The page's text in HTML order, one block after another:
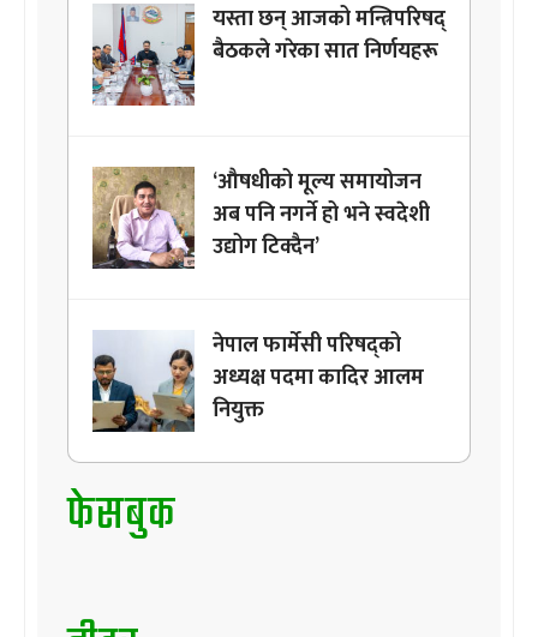
यस्ता छन् आजको मन्त्रिपरिषद्
बैठकले गरेका सात निर्णयहरू
‘औषधीको मूल्य समायोजन
अब पनि नगर्ने हो भने स्वदेशी
उद्योग टिक्दैन’
नेपाल फार्मेसी परिषद्को
अध्यक्ष पदमा कादिर आलम
नियुक्त
फेसबुक